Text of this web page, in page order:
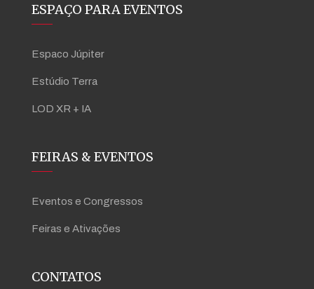
ESPAÇO PARA EVENTOS
Espaco Júpiter
Estúdio Terra
LOD XR + IA
FEIRAS & EVENTOS
Eventos e Congressos
Feiras e Ativações
CONTATOS